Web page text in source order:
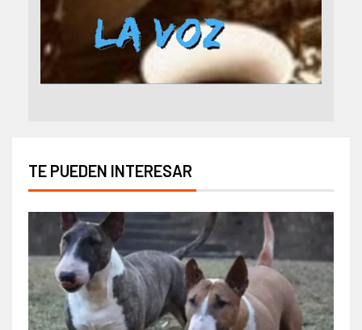
TE PUEDEN INTERESAR